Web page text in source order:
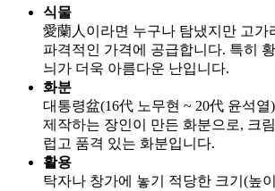
식물
愛蘭人이라면 누구나 탐냈지만 고가
파격적인 가격에 공급합니다. 특히
늬가 더욱 아름다운 난입니다.
화분
대통령盆(16代 노무현 ~ 20代 윤석
제작하는 장인이 만든 화분으로, 크
럽고 품격 있는 화분입니다.
활용
탁자나 창가에 놓기 적당한 크기(높